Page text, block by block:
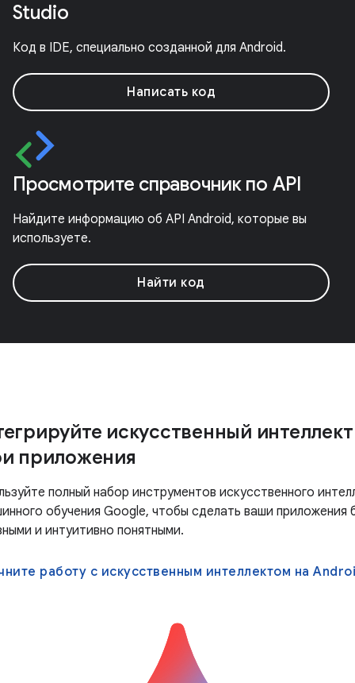
Studio
Код в IDE, специально созданной для Android.
Написать код
Просмотрите справочник по API
Найдите информацию об API Android, которые вы
используете.
Найти код
искусственный
приложения
полный набор инструментов искусственного
обучения Google, чтобы сделать ваши приложения
и интуитивно понятными.
работу с искусственным интеллектом на